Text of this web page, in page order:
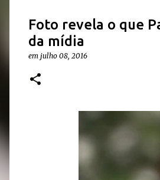
Foto revela o que
da mídia
em julho 08, 2016